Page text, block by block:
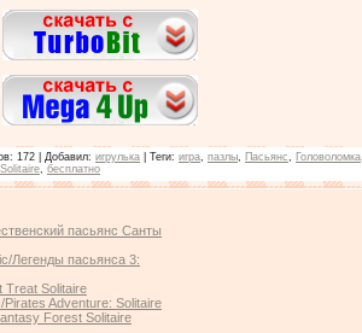
: 172 | Добавил: игрулька Теги: игра пазлы Пасьянс Головоломка
бесплатно
пасьянс Санты
Легенды пасьянса 3:
Treat Solitaire
Adventure: Solitaire
Forest Solitaire